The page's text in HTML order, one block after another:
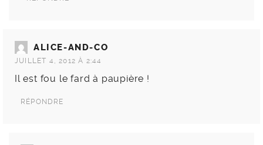
ALICE-AND-CO
JUILLET 4, 2012 À 2:44
Il est fou le fard à paupière !
RÉPONDRE